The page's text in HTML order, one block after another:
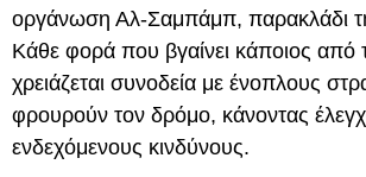
οργάνωση Αλ-Σαμπάμπ, παρακλάδι
Κάθε φορά που βγαίνει κάποιος από
χρειάζεται συνοδεία με ένοπλους
φρουρούν τον δρόμο, κάνοντας
ενδεχόμενους κινδύνους.